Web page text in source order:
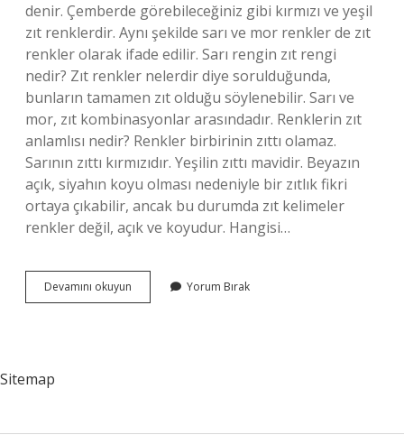
denir. Çemberde görebileceğiniz gibi kırmızı ve yeşil
zıt renklerdir. Aynı şekilde sarı ve mor renkler de zıt
renkler olarak ifade edilir. Sarı rengin zıt rengi
nedir? Zıt renkler nelerdir diye sorulduğunda,
bunların tamamen zıt olduğu söylenebilir. Sarı ve
mor, zıt kombinasyonlar arasındadır. Renklerin zıt
anlamlısı nedir? Renkler birbirinin zıttı olamaz.
Sarının zıttı kırmızıdır. Yeşilin zıttı mavidir. Beyazın
açık, siyahın koyu olması nedeniyle bir zıtlık fikri
ortaya çıkabilir, ancak bu durumda zıt kelimeler
renkler değil, açık ve koyudur. Hangisi…
Devamını okuyun
Renkler
Yorum Bırak
Sitemap